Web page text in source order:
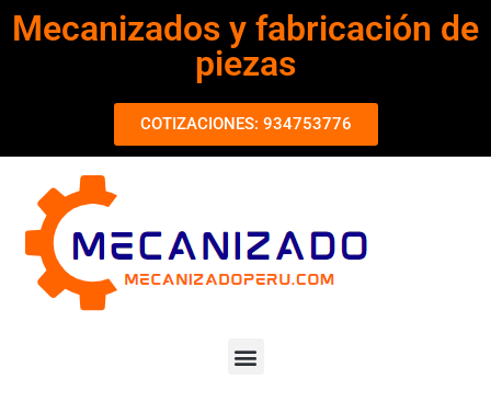
Mecanizados y fabricación de
piezas
COTIZACIONES: 934753776